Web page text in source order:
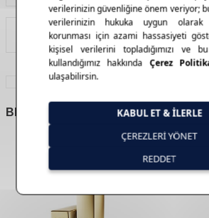
İade Koşulları
BENZER